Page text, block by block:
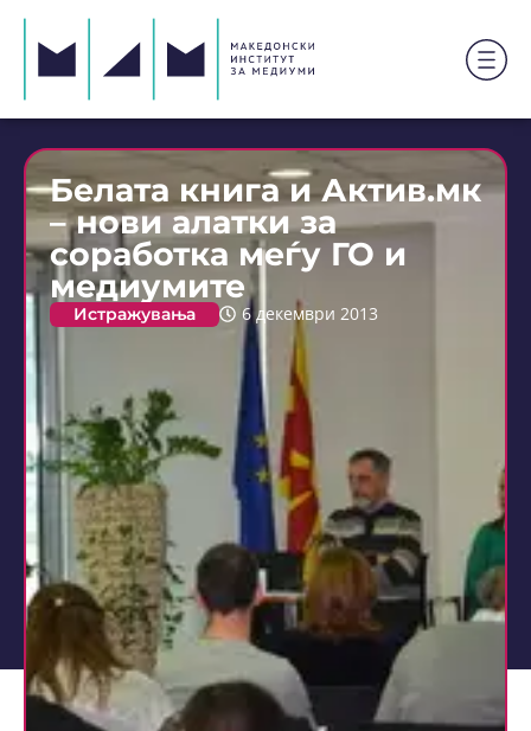
Белата книга и Актив.мк
– нови алатки за
соработка меѓу ГО и
медиумите
Истражувања 6 декември 2013